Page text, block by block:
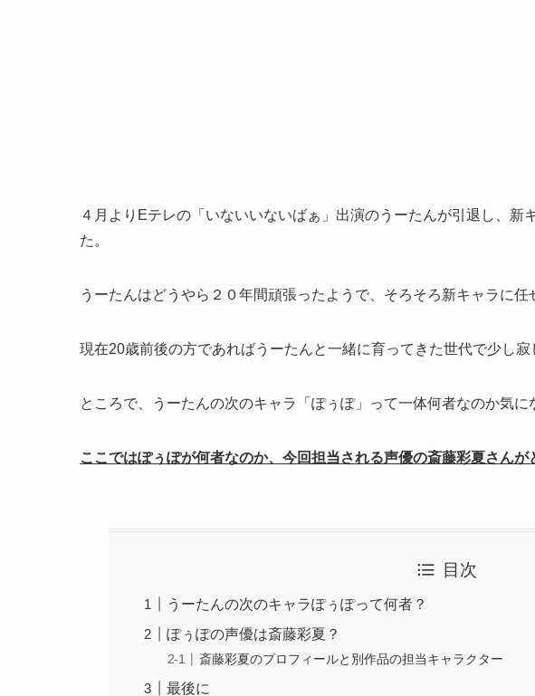
４月よりEテレの「いないいないばぁ」出演のうーたんが引退し、新
た。
うーたんはどうやら２０年間頑張ったようで、そろそろ新キャラに任
現在20歳前後の方であればうーたんと一緒に育ってきた世代で少し寂
ところで、うーたんの次のキャラ「ぽぅぽ」って一体何者なのか気に
ここではぽぅぽが何者なのか、今回担当される声優の斎藤彩夏さんが
目次
うーたんの次のキャラぽぅぽって何者？
ぽぅぽの声優は斎藤彩夏？
斎藤彩夏のプロフィールと別作品の担当キャラクター
最後に